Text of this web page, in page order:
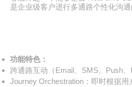
是企业级客户进行多通路个性化沟通
功能特色：
跨通路互动（Email、SMS、Push、
Journey Orchestration：即时根据用